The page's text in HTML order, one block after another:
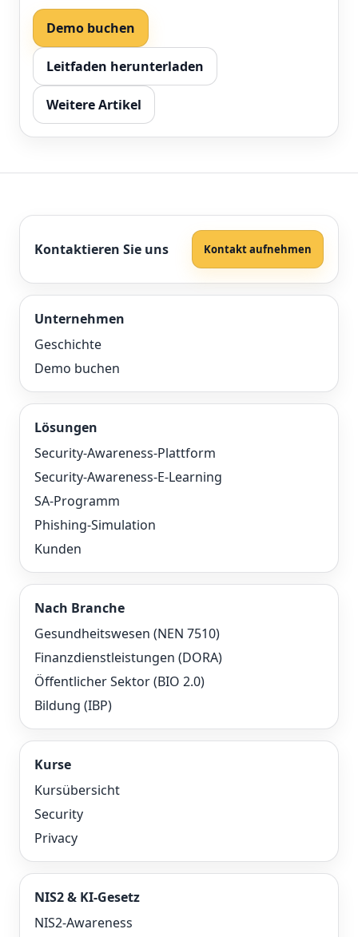
Demo buchen
Leitfaden herunterladen
Weitere Artikel
Kontaktieren Sie uns Kontakt aufnehmen
Unternehmen
Geschichte
Demo buchen
Lösungen
Security-Awareness-Plattform
Security-Awareness-E-Learning
SA-Programm
Phishing-Simulation
Kunden
Nach Branche
Gesundheitswesen (NEN 7510)
Finanzdienstleistungen (DORA)
Öffentlicher Sektor (BIO 2.0)
Bildung (IBP)
Kurse
Kursübersicht
Security
Privacy
NIS2 & KI-Gesetz
NIS2-Awareness